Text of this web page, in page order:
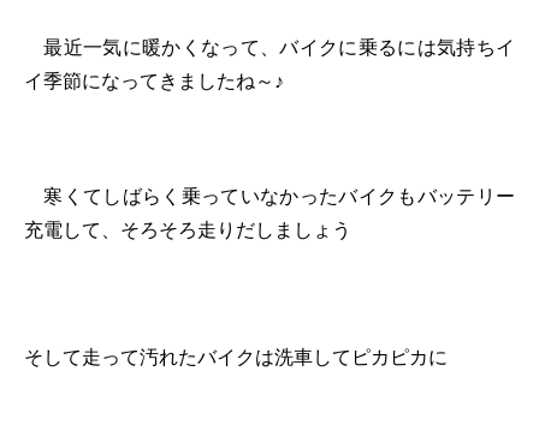
最近一気に暖かくなって、バイクに乗るには気持ちイ
イ季節になってきましたね～♪
寒くてしばらく乗っていなかったバイクもバッテリー
充電して、そろそろ走りだしましょう
そして走って汚れたバイクは洗車してピカピカに